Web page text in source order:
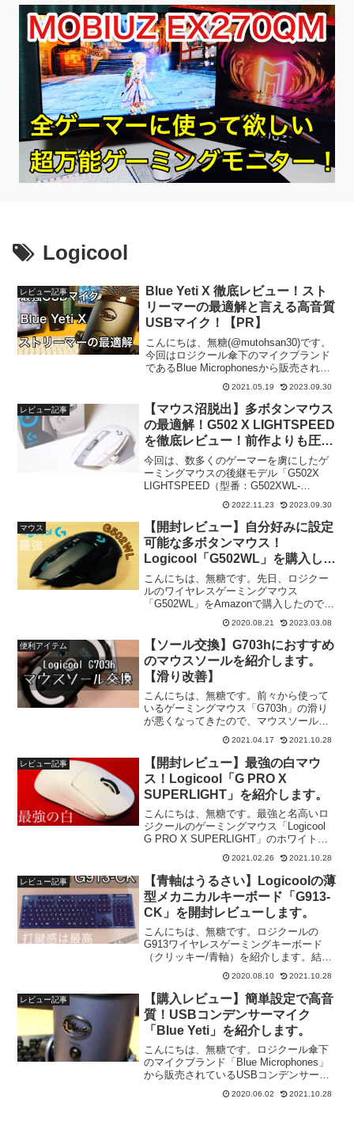
Logicool
レビュー記事
Blue Yeti X 徹底レビュー！スト
リーマーの最適解と言える高音質
USBマイク！【PR】
こんにちは、無糖(@mutohsan30)です。
今回はロジクール傘下のマイクブランド
であるBlue Microphonesから販売されて
レビュー用に提供して頂いたので紹介し
ます。こちらの製品...
2021.05.19 2023.09.30
レビュー記事
【マウス沼脱出】多ボタンマウス
の最適解！G502 X LIGHTSPEED
を徹底レビュー！前作よりも圧倒
的に進化した最強ゲーミングマウ
ス！👊💥【PR】
今回は、数多くのゲーマーを虜にしたゲ
ーミングマウスの後継モデル「G502X
LIGHTSPEED（型番：G502XWL-
たので紹介します。こちらの記事では
「本体の外観チェック」「実際の使用
感」「メリット...
2022.11.23 2023.09.30
マウス
【開封レビュー】自分好みに設定
可能な多ボタンマウス！
Logicool「G502WL」を購入しま
した。
こんにちは、無糖です。先日、ロジクー
ルのワイヤレスゲーミングマウス
「G502WL」をAmazonで購入したのでレ
に大人気のGプロワイヤレスを2年近く使
っていたのですが、MMORPGだと深刻な
マウスボタン不...
2020.08.21 2023.03.08
便利アイテム
【ソール交換】G703hにおすすめ
のマウスソールを紹介します。
【滑り改善】
こんにちは、無糖です。前々から使って
いるゲーミングマウス「G703h」の滑り
が悪くなってきたので、マウスソールを
交換しました。今回は「パワーサポート
AS-36」、「Hotline Games 3.0
PLUS（G703h用）」の2種類を紹...
2021.04.17 2021.10.28
レビュー記事
【開封レビュー】最強の白マウ
ス！Logicool「G PRO X
SUPERLIGHT」を紹介します。
こんにちは、無糖です。最強と名高いロ
ジクールのゲーミングマウス「Logicool
G PRO X SUPERLIGHT」のホワイトモ
デル（G-PPD-003WL-WH）が発売されま
した。僕はこのホワイトモデルが本当に
楽しみで、ブラックモデル...
2021.02.26 2021.10.28
レビュー記事
【青軸はうるさい】Logicoolの薄
型メカニカルキーボード「G913-
CK」を開封レビューします。
こんにちは、無糖です。ロジクールの
G913ワイヤレスゲーミングキーボード
（クリッキー/青軸）を紹介します。結論
から言ってしまうと、僕にとってG913の
フルサイズ版はゲーミングキーボードと
しては微妙でした。こちらの記事では、
「G913の特徴」...
2020.08.10 2021.10.28
レビュー記事
【購入レビュー】簡単設定で高音
質！USBコンデンサーマイク
「Blue Yeti」を紹介します。
こんにちは、無糖です。ロジクール傘下
のマイクブランド「Blue Microphones」
から販売されているUSBコンデンサーマ
らのマイクは性能だけでなくデザインも
2020.06.02 2021.10.28